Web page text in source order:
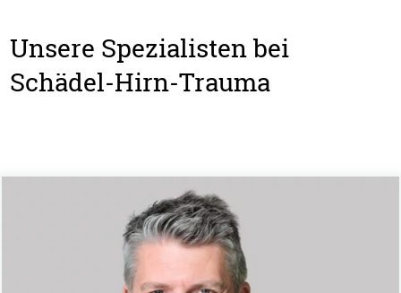
Unsere Spezialisten bei
Schädel-Hirn-Trauma